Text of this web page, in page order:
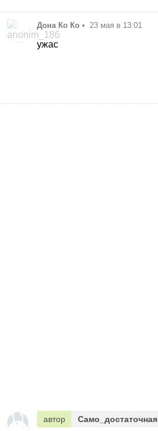
Дона Ко Ко • 23 мая в 13:01
ужас
автор Само_достаточная